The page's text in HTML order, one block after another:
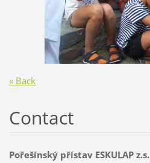
« Back
Contact
Pořešínský přístav ESKULAP z.s.